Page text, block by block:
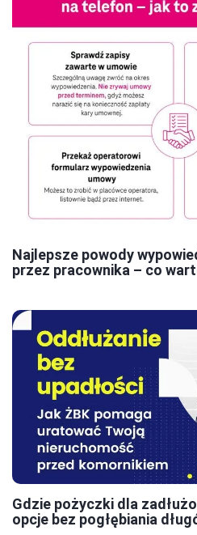
Najlepsze powody
przez pracownika – co
Gdzie pożyczki dla
opcje bez pogłębiania